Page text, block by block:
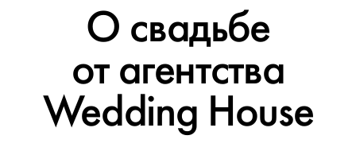
О свадьбе
от агентства
Wedding House